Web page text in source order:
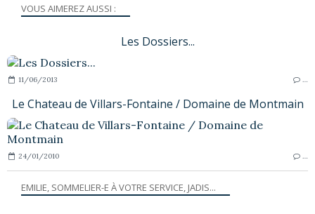
VOUS AIMEREZ AUSSI :
Les Dossiers...
11/06/2013 …
Le Chateau de Villars-Fontaine / Domaine de Montmain
24/01/2010 …
EMILIE, SOMMELIER-E À VOTRE SERVICE, JADIS...